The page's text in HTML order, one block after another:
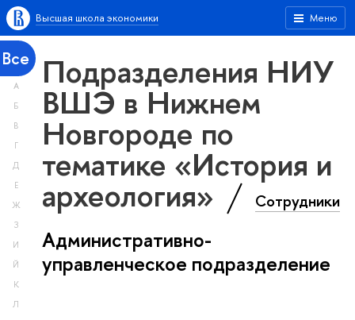
Меню
Высшая школа экономики
Все
А
Б
В
Г
Д
Е
Ж
З
И
Й
К
Л
Подразделения НИУ
ВШЭ в Нижнем
Новгороде по
тематике «История и
археология» Сотрудники
Административно-
управленческое подразделение